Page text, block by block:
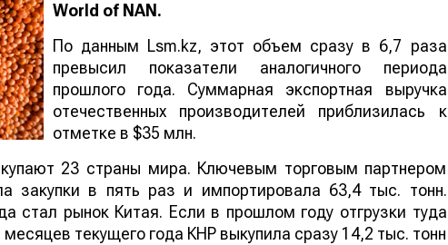
World of NAN .
По данным Lsm.kz, этот объем сразу в 6,7 раза
превысил показатели аналогичного периода
прошлого года. Суммарная экспортная выручка
отечественных производителей приблизилась к
отметке в $35 млн.
23 страны мира. Ключевым торговым партнером
закупки в пять раз и импортировала 63,4 тыс. тонн.
стал рынок Китая. Если в прошлом году отгрузки туда
текущего года КНР выкупила сразу 14,2 тыс. тонн